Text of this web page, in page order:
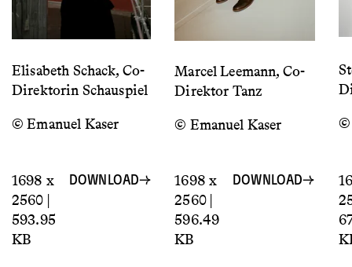
Elisabeth Schack, Co-
Direktorin Schauspiel
© Emanuel Kaser
1698 x
2560 |
593.95
KB
DOWNLOAD
Marcel Leemann, Co-
Direktor Tanz
© Emanuel Kaser
1698 x
2560 |
596.49
KB
DOWNLOAD
©